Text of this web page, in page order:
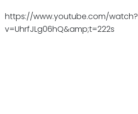
https://www.youtube.com/watch?
v=UhrfJLg06hQ&amp;t=222s